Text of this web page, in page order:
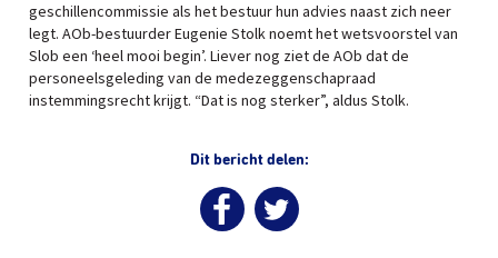
geschillencommissie als het bestuur hun advies naast zich neer
legt. AOb-bestuurder Eugenie Stolk noemt het wetsvoorstel van
Slob een ‘heel mooi begin’. Liever nog ziet de AOb dat de
personeelsgeleding van de medezeggenschapraad
instemmingsrecht krijgt. “Dat is nog sterker”, aldus Stolk.
Dit bericht delen: